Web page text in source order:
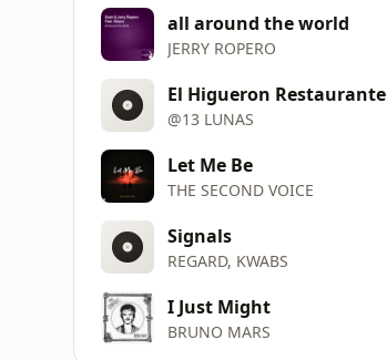
all around the world
JERRY ROPERO
El Higueron Restaurante
@13 LUNAS
Let Me Be
THE SECOND VOICE
Signals
REGARD, KWABS
I Just Might
BRUNO MARS